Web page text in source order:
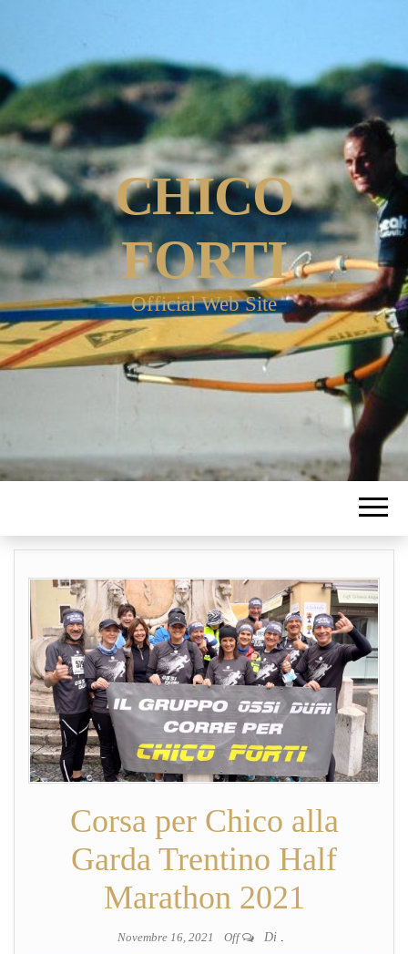
CHICO
FORTI
Official Web Site
Corsa per Chico alla
Garda Trentino Half
Marathon 2021
Novembre 16, 2021 Off Di